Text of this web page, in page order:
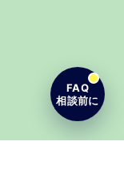
FAQ
相談前に